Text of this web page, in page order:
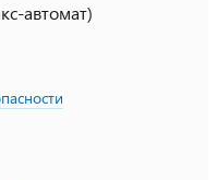
автомат)